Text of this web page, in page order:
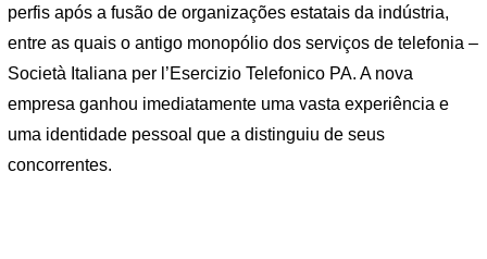
perfis após a fusão de organizações estatais da indústria,
entre as quais o antigo monopólio dos serviços de telefonia –
Società Italiana per l’Esercizio Telefonico PA. A nova
empresa ganhou imediatamente uma vasta experiência e
uma identidade pessoal que a distinguiu de seus
concorrentes.